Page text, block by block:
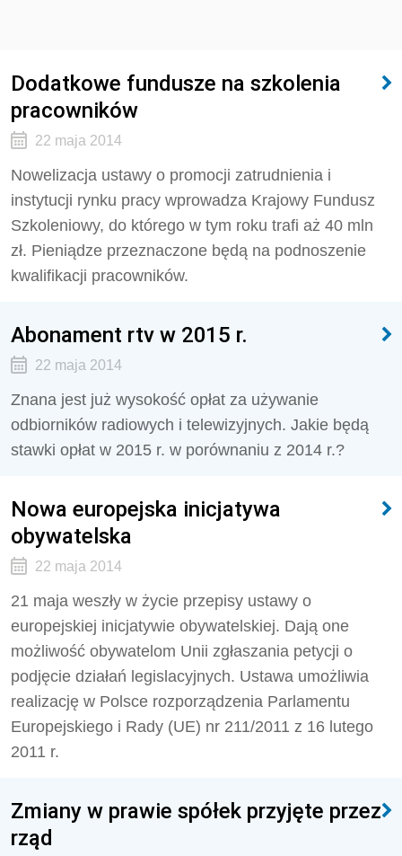
Dodatkowe fundusze na szkolenia
pracowników
22 maja 2014
Nowelizacja ustawy o promocji zatrudnienia i
instytucji rynku pracy wprowadza Krajowy Fundusz
Szkoleniowy, do którego w tym roku trafi aż 40 mln
zł. Pieniądze przeznaczone będą na podnoszenie
kwalifikacji pracowników.
Abonament rtv w 2015 r.
22 maja 2014
Znana jest już wysokość opłat za używanie
odbiorników radiowych i telewizyjnych. Jakie będą
stawki opłat w 2015 r. w porównaniu z 2014 r.?
Nowa europejska inicjatywa
obywatelska
22 maja 2014
21 maja weszły w życie przepisy ustawy o
europejskiej inicjatywie obywatelskiej. Dają one
możliwość obywatelom Unii zgłaszania petycji o
podjęcie działań legislacyjnych. Ustawa umożliwia
realizację w Polsce rozporządzenia Parlamentu
Europejskiego i Rady (UE) nr 211/2011 z 16 lutego
2011 r.
Zmiany w prawie spółek przyjęte przez
rząd